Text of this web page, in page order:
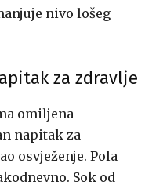
nivo lošeg
za zdravlje
omiljena
napitak za
osvježenje. Pola
Sok od